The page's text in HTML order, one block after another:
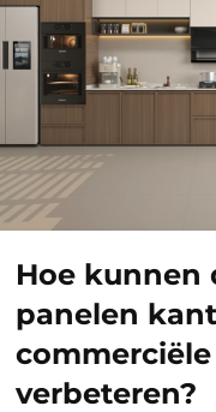
Hoe kunnen
panelen
verbeteren?